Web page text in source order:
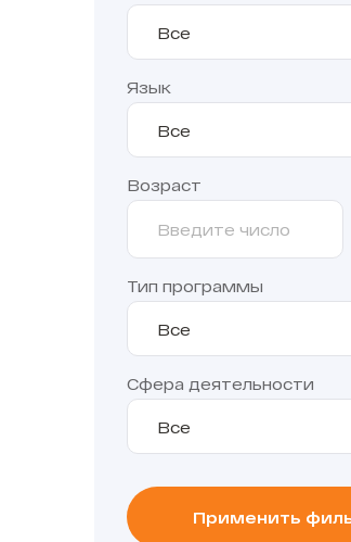
Все
Язык
Все
Возраст
Тип программы
Все
Сфера деятельности
Все
Применить